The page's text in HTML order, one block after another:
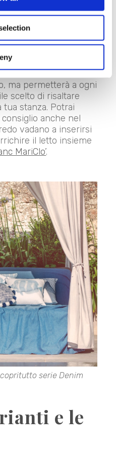
sabbia e il
consiglio è quello
in tessuto
con cuscini a tinta
non solo cambierà
ma permetterà a ogni
scelto di risaltare
tua stanza. Potrai
anche nel
vadano a inserirsi
il letto insieme
MariClo’.
serie Denim
e le